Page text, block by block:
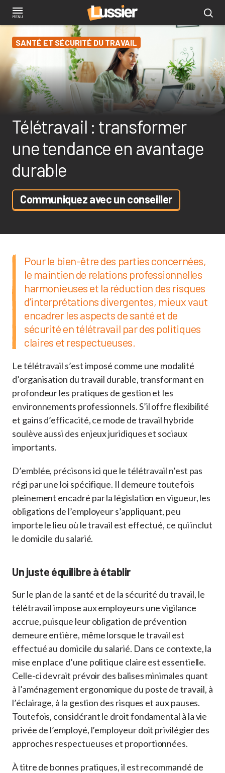
Aller
principal
SANTÉ ET SÉCURITÉ DU TRAVAIL
Télétravail : transformer
une tendance en avantage
durable
Communiquez avec un conseiller
Pour le bien-être des parties concernées,
le maintien de relations professionnelles
harmonieuses et la réduction des risques
d’interprétations divergentes, mieux vaut
encadrer les aspects de santé et de
sécurité en télétravail par des politiques
claires et respectueuses.
Le télétravail s’est imposé comme une modalité
d’organisation du travail durable, transformant en
profondeur les pratiques de gestion et les
environnements professionnels. S’il offre flexibilité
et gains d’efficacité, ce mode de travail hybride
soulève aussi des enjeux juridiques et sociaux
importants.
D’emblée, précisons ici que le télétravail n’est pas
régi par une loi spécifique. Il demeure toutefois
pleinement encadré par la législation en vigueur, les
obligations de l’employeur s’appliquant, peu
importe le lieu où le travail est effectué, ce qui inclut
le domicile du salarié.
Un juste équilibre à établir
Sur le plan de la santé et de la sécurité du travail, le
télétravail impose aux employeurs une vigilance
accrue, puisque leur obligation de prévention
demeure entière, même lorsque le travail est
effectué au domicile du salarié. Dans ce contexte, la
mise en place d’une politique claire est essentielle.
Celle-ci devrait prévoir des balises minimales quant
à l’aménagement ergonomique du poste de travail, à
l’éclairage, à la gestion des risques et aux pauses.
Toutefois, considérant le droit fondamental à la vie
privée de l’employé, l’employeur doit privilégier des
approches respectueuses et proportionnées.
À titre de bonnes pratiques, il est recommandé de